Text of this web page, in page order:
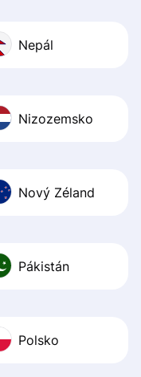
Nepál
Nizozemsko
Nový Zéland
Pákistán
Polsko